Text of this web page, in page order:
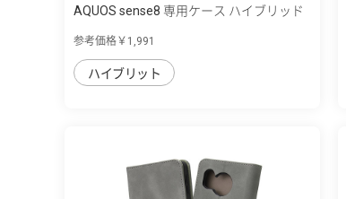
AQUOS sense8 専用ケース ハイブリッド
参考価格￥1,991
ハイブリット